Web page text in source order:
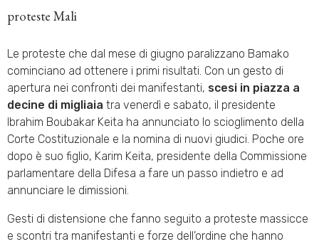
proteste Mali
Le proteste che dal mese di giugno paralizzano Bamako
cominciano ad ottenere i primi risultati. Con un gesto di
apertura nei confronti dei manifestanti, scesi in piazza a
decine di migliaia tra venerdì e sabato, il presidente
Ibrahim Boubakar Keita ha annunciato lo scioglimento della
Corte Costituzionale e la nomina di nuovi giudici. Poche ore
dopo è suo figlio, Karim Keita, presidente della Commissione
parlamentare della Difesa a fare un passo indietro e ad
annunciare le dimissioni.
Gesti di distensione che fanno seguito a proteste massicce
e scontri tra manifestanti e forze dell’ordine che hanno